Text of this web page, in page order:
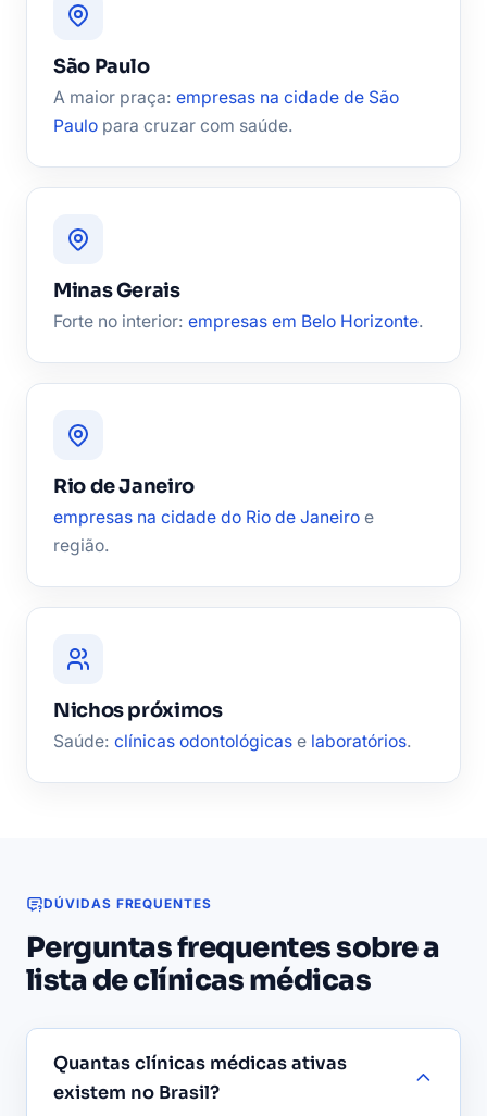
São Paulo
A maior praça: empresas na cidade de São
Paulo para cruzar com saúde.
Minas Gerais
Forte no interior: empresas em Belo Horizonte.
Rio de Janeiro
empresas na cidade do Rio de Janeiro e
região.
Nichos próximos
Saúde: clínicas odontológicas e laboratórios.
DÚVIDAS FREQUENTES
Perguntas frequentes sobre a
lista de clínicas médicas
Quantas clínicas médicas ativas
existem no Brasil?